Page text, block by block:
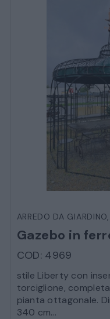
SALE
DECORAZIONI
ARREDO DA GIARDINO,
Gazebo in
COD: 4969
stile Liberty con
torciglione,
pianta ottagonale.
340 cm...